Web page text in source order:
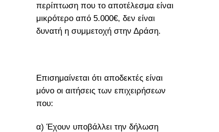
περίπτωση που το αποτέλεσμα είναι
μικρότερο από 5.000€, δεν είναι
δυνατή η συμμετοχή στην Δράση.
Επισημαίνεται ότι αποδεκτές είναι
μόνο οι αιτήσεις των επιχειρήσεων
που:
α) Έχουν υποβάλλει την δήλωση